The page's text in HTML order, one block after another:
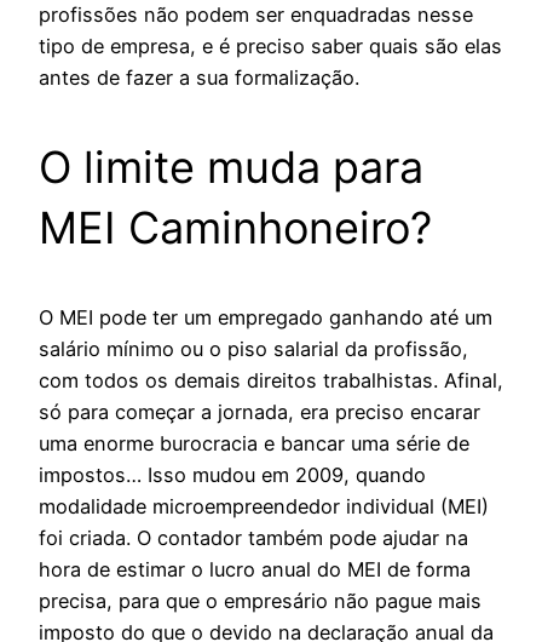
profissões não podem ser enquadradas nesse
tipo de empresa, e é preciso saber quais são elas
antes de fazer a sua formalização.
O limite muda para
MEI Caminhoneiro?
O MEI pode ter um empregado ganhando até um
salário mínimo ou o piso salarial da profissão,
com todos os demais direitos trabalhistas. Afinal,
só para começar a jornada, era preciso encarar
uma enorme burocracia e bancar uma série de
impostos… Isso mudou em 2009, quando
modalidade microempreendedor individual (MEI)
foi criada. O contador também pode ajudar na
hora de estimar o lucro anual do MEI de forma
precisa, para que o empresário não pague mais
imposto do que o devido na declaração anual da